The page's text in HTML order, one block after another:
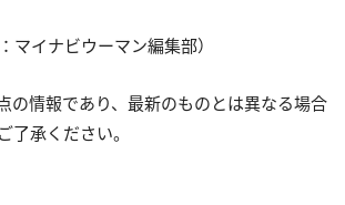
マイナビウーマン編集部）
の情報であり、最新のものとは異なる場合
了承ください。